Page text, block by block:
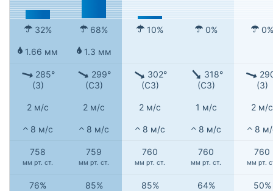
32% 68% 10% 0% 0%
1.66 мм 1.3 мм
285°
(З)
299°
(СЗ)
302°
(СЗ)
318°
(СЗ)
(З)
2 м/с 2 м/с 2 м/с 1 м/с 2 м/с
8 м/с 8 м/с 8 м/с 8 м/с 8
758
мм рт. ст.
759
мм рт. ст.
760
мм рт. ст.
760
мм рт. ст.
760
мм рт.
76% 85% 85% 64% 50%